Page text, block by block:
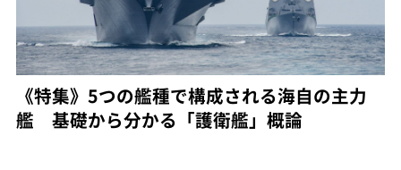
《特集》5つの艦種で構成される海自の主力
艦 基礎から分かる「護衛艦」概論